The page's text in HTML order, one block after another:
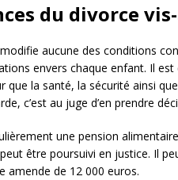
du divorce
aucune des conditions
envers chaque enfant. Il est
que la santé, la sécurité ainsi
c’est au juge d’en prendre
une pension
être poursuivi en justice. Il
amende de 12 000 euros.